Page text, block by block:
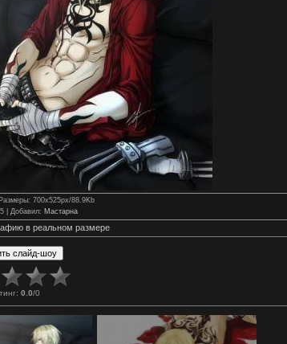
Размеры: 700x525px/88.9Kb
| Добавил: Мастарна
в реальном размере
: 0.0/0